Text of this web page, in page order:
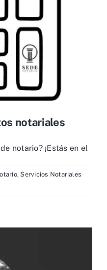
notariales
notario? ¡Estás en el
, Servicios Notariales